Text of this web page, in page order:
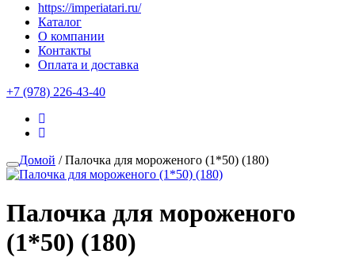
https://imperiatari.ru/
Каталог
О компании
Контакты
Оплата и доставка
+7 (978) 226-43-40
Домой / Палочка для мороженого (1*50) (180)
Палочка для мороженого
(1*50) (180)